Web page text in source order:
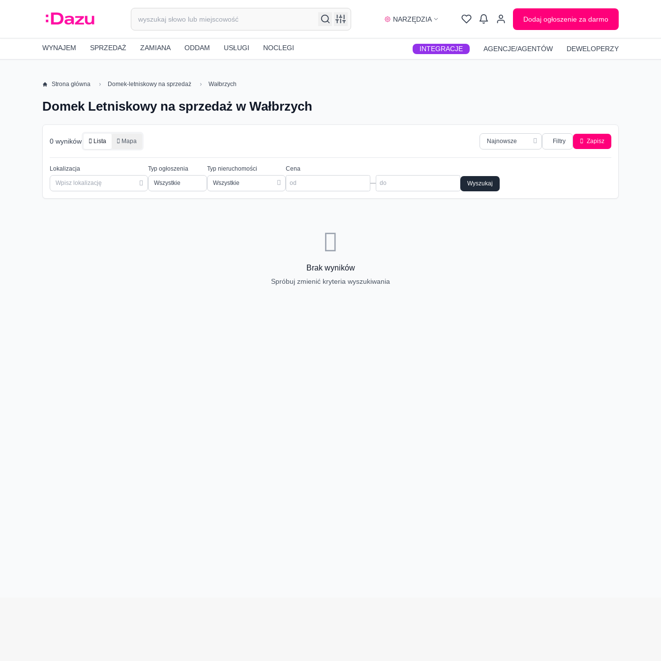
NARZĘDZIA Dodaj ogłoszenie za darmo
WYNAJEM SPRZEDAŻ ZAMIANA ODDAM USŁUGI NOCLEGI INTEGRACJE AGENCJE/AGENTÓW DEWELOPERZY
Strona główna Domek-letniskowy na sprzedaż Wałbrzych
Domek Letniskowy na sprzedaż w Wałbrzych
0 wyników Lista Mapa Filtry Zapisz
Lokalizacja Typ ogłoszenia Typ nieruchomości
Wszystkie
Cena
— Wyszukaj
Brak wyników
Spróbuj zmienić kryteria wyszukiwania